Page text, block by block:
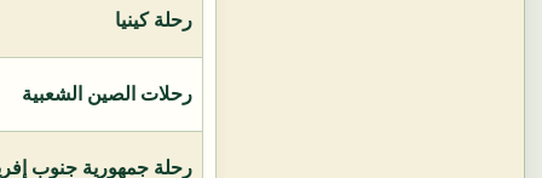
رحلة كينيا
رحلات الصين الشعبية
رحلة جمهورية جنوب